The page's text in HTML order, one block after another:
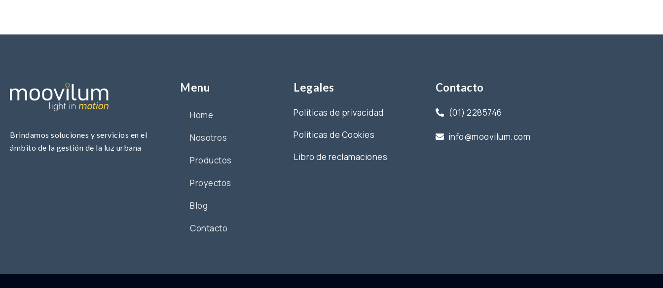
Brindamos soluciones y servicios en el
ámbito de la gestión de la luz urbana
Menu
Home
Nosotros
Productos
Proyectos
Blog
Contacto
Legales
Políticas de privacidad
Políticas de Cookies
Libro de reclamaciones
Contacto
(01) 2285746
info@moovilum.com